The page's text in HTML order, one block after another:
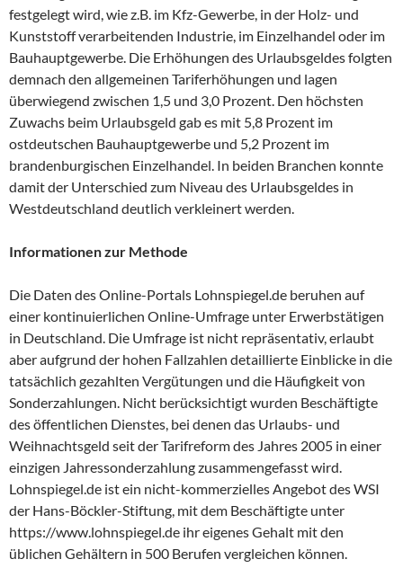
festgelegt wird, wie z.B. im Kfz-Gewerbe, in der Holz- und
Kunststoff verarbeitenden Industrie, im Einzelhandel oder im
Bauhauptgewerbe. Die Erhöhungen des Urlaubsgeldes folgten
demnach den allgemeinen Tariferhöhungen und lagen
überwiegend zwischen 1,5 und 3,0 Prozent. Den höchsten
Zuwachs beim Urlaubsgeld gab es mit 5,8 Prozent im
ostdeutschen Bauhauptgewerbe und 5,2 Prozent im
brandenburgischen Einzelhandel. In beiden Branchen konnte
damit der Unterschied zum Niveau des Urlaubsgeldes in
Westdeutschland deutlich verkleinert werden.
Informationen zur Methode
Die Daten des Online-Portals Lohnspiegel.de beruhen auf
einer kontinuierlichen Online-Umfrage unter Erwerbstätigen
in Deutschland. Die Umfrage ist nicht repräsentativ, erlaubt
aber aufgrund der hohen Fallzahlen detaillierte Einblicke in die
tatsächlich gezahlten Vergütungen und die Häufigkeit von
Sonderzahlungen. Nicht berücksichtigt wurden Beschäftigte
des öffentlichen Dienstes, bei denen das Urlaubs- und
Weihnachtsgeld seit der Tarifreform des Jahres 2005 in einer
einzigen Jahressonderzahlung zusammengefasst wird.
Lohnspiegel.de ist ein nicht-kommerzielles Angebot des WSI
der Hans-Böckler-Stiftung, mit dem Beschäftigte unter
https://www.lohnspiegel.de ihr eigenes Gehalt mit den
üblichen Gehältern in 500 Berufen vergleichen können.